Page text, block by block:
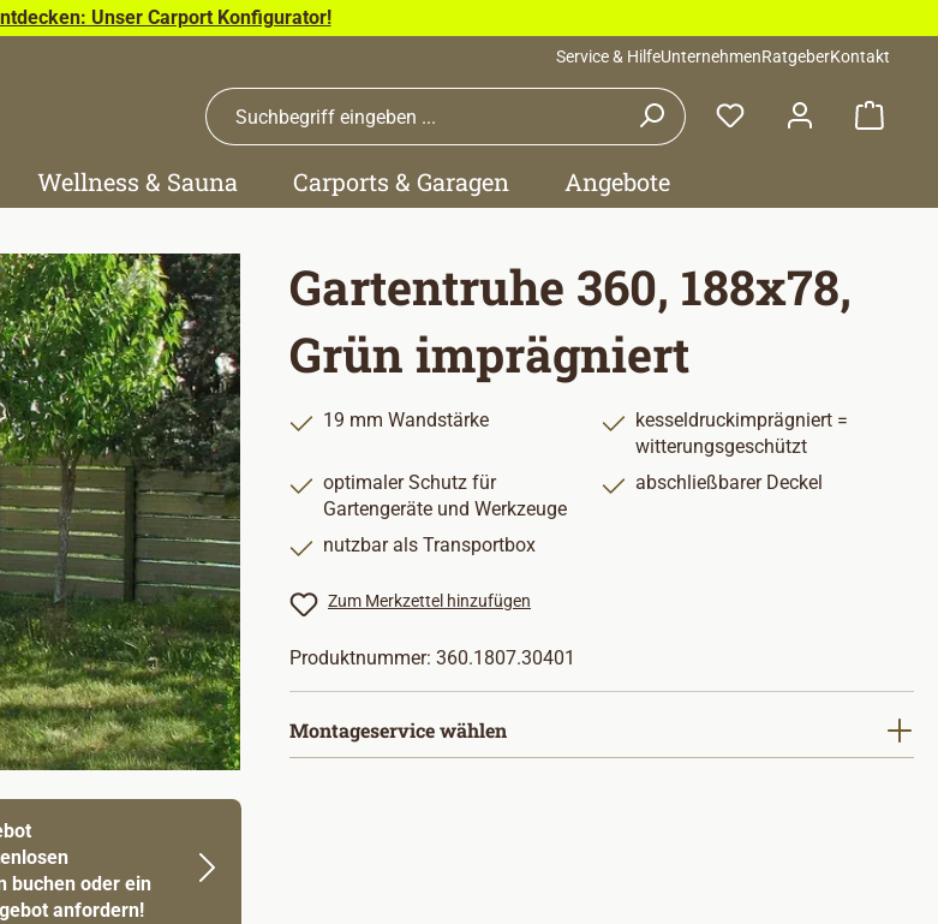
Unser Carport Konfigurator!
Service & HilfeUnternehmenRatgeberKontakt
Wellness & Sauna Carports & Garagen Angebote
buchen oder ein
anfordern!
Gartentruhe 360, 188x78,
Grün imprägniert
19 mm Wandstärke
kesseldruckimprägniert =
witterungsgeschützt
optimaler Schutz für
Gartengeräte und Werkzeuge
abschließbarer Deckel
nutzbar als Transportbox
Zum Merkzettel hinzufügen
Produktnummer: 360.1807.30401
Montageservice wählen